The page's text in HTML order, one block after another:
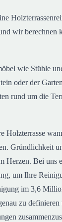
wir berechnen
wie Stühle
oder der
rund um die
Holzterrasse
Gründlichkeit
Herzen. Bei uns
um Ihre
im 3,6
zu